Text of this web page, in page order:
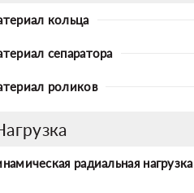
кольца
сепаратора
роликов
радиальная нагрузка